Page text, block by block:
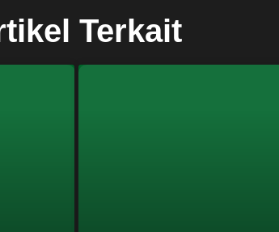
Terkait